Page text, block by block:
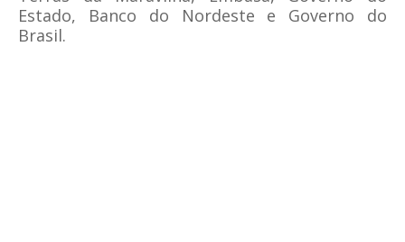
Estado, Banco do Nordeste e Governo do
Brasil.